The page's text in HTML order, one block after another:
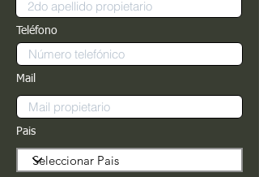
Teléfono
Mail
Pais